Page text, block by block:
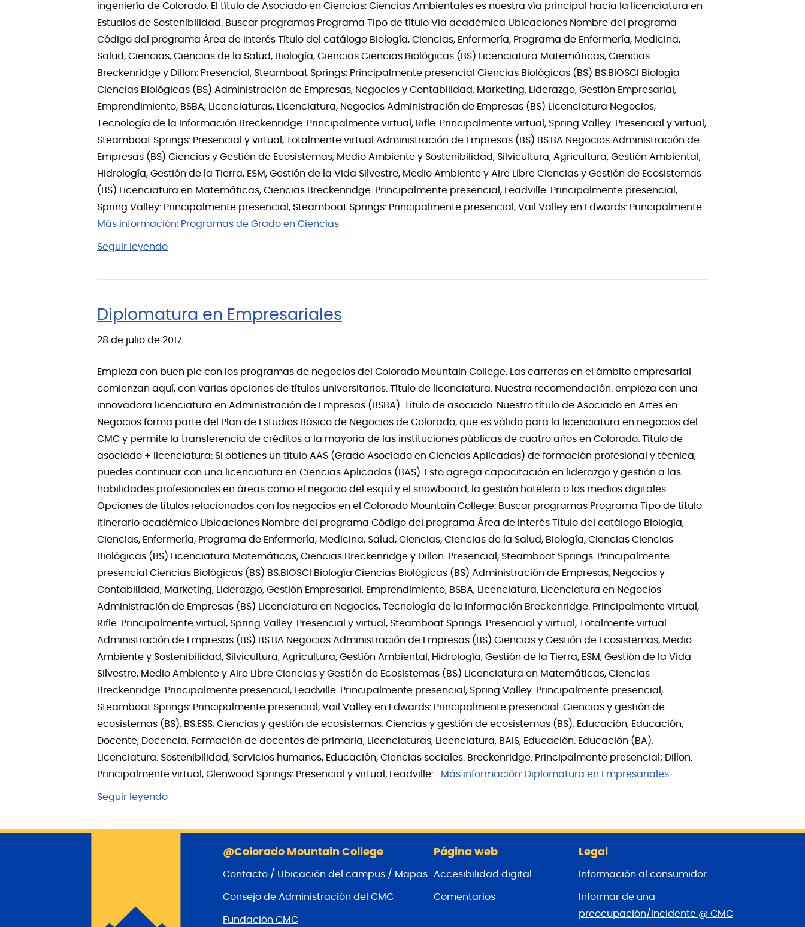
ingeniería de Colorado. El título de Asociado en Ciencias: Ciencias Ambientales es nuestra vía principal hacia la licenciatura en
Estudios de Sostenibilidad. Buscar programas Programa Tipo de título Vía académica Ubicaciones Nombre del programa
Código del programa Área de interés Título del catálogo Biología, Ciencias, Enfermería, Programa de Enfermería, Medicina,
Salud, Ciencias, Ciencias de la Salud, Biología, Ciencias Ciencias Biológicas (BS) Licenciatura Matemáticas, Ciencias
Breckenridge y Dillon: Presencial, Steamboat Springs: Principalmente presencial Ciencias Biológicas (BS) BS.BIOSCI Biología
Ciencias Biológicas (BS) Administración de Empresas, Negocios y Contabilidad, Marketing, Liderazgo, Gestión Empresarial,
Emprendimiento, BSBA, Licenciaturas, Licenciatura, Negocios Administración de Empresas (BS) Licenciatura Negocios,
Tecnología de la Información Breckenridge: Principalmente virtual, Rifle: Principalmente virtual, Spring Valley: Presencial y virtual,
Steamboat Springs: Presencial y virtual, Totalmente virtual Administración de Empresas (BS) BS.BA Negocios Administración de
Empresas (BS) Ciencias y Gestión de Ecosistemas, Medio Ambiente y Sostenibilidad, Silvicultura, Agricultura, Gestión Ambiental,
Hidrología, Gestión de la Tierra, ESM, Gestión de la Vida Silvestre, Medio Ambiente y Aire Libre Ciencias y Gestión de Ecosistemas
(BS) Licenciatura en Matemáticas, Ciencias Breckenridge: Principalmente presencial, Leadville: Principalmente presencial,
Spring Valley: Principalmente presencial, Steamboat Springs: Principalmente presencial, Vail Valley en Edwards: Principalmente…
Más información: Programas de Grado en Ciencias
Seguir leyendo
Diplomatura en Empresariales
28 de julio de 2017
Empieza con buen pie con los programas de negocios del Colorado Mountain College. Las carreras en el ámbito empresarial
comienzan aquí, con varias opciones de títulos universitarios. Título de licenciatura. Nuestra recomendación: empieza con una
innovadora licenciatura en Administración de Empresas (BSBA). Título de asociado. Nuestro título de Asociado en Artes en
Negocios forma parte del Plan de Estudios Básico de Negocios de Colorado, que es válido para la licenciatura en negocios del
CMC y permite la transferencia de créditos a la mayoría de las instituciones públicas de cuatro años en Colorado. Título de
asociado + licenciatura: Si obtienes un título AAS (Grado Asociado en Ciencias Aplicadas) de formación profesional y técnica,
puedes continuar con una licenciatura en Ciencias Aplicadas (BAS). Esto agrega capacitación en liderazgo y gestión a las
habilidades profesionales en áreas como el negocio del esquí y el snowboard, la gestión hotelera o los medios digitales.
Opciones de títulos relacionados con los negocios en el Colorado Mountain College: Buscar programas Programa Tipo de título
Itinerario académico Ubicaciones Nombre del programa Código del programa Área de interés Título del catálogo Biología,
Ciencias, Enfermería, Programa de Enfermería, Medicina, Salud, Ciencias, Ciencias de la Salud, Biología, Ciencias Ciencias
Biológicas (BS) Licenciatura Matemáticas, Ciencias Breckenridge y Dillon: Presencial, Steamboat Springs: Principalmente
presencial Ciencias Biológicas (BS) BS.BIOSCI Biología Ciencias Biológicas (BS) Administración de Empresas, Negocios y
Contabilidad, Marketing, Liderazgo, Gestión Empresarial, Emprendimiento, BSBA, Licenciatura, Licenciatura en Negocios
Administración de Empresas (BS) Licenciatura en Negocios, Tecnología de la Información Breckenridge: Principalmente virtual,
Rifle: Principalmente virtual, Spring Valley: Presencial y virtual, Steamboat Springs: Presencial y virtual, Totalmente virtual
Administración de Empresas (BS) BS.BA Negocios Administración de Empresas (BS) Ciencias y Gestión de Ecosistemas, Medio
Ambiente y Sostenibilidad, Silvicultura, Agricultura, Gestión Ambiental, Hidrología, Gestión de la Tierra, ESM, Gestión de la Vida
Silvestre, Medio Ambiente y Aire Libre Ciencias y Gestión de Ecosistemas (BS) Licenciatura en Matemáticas, Ciencias
Breckenridge: Principalmente presencial, Leadville: Principalmente presencial, Spring Valley: Principalmente presencial,
Steamboat Springs: Principalmente presencial, Vail Valley en Edwards: Principalmente presencial. Ciencias y gestión de
ecosistemas (BS). BS.ESS. Ciencias y gestión de ecosistemas. Ciencias y gestión de ecosistemas (BS). Educación, Educación,
Docente, Docencia, Formación de docentes de primaria, Licenciaturas, Licenciatura, BAIS, Educación. Educación (BA).
Licenciatura. Sostenibilidad, Servicios humanos, Educación, Ciencias sociales. Breckenridge: Principalmente presencial; Dillon:
Principalmente virtual, Glenwood Springs: Presencial y virtual, Leadville:… Más información: Diplomatura en Empresariales
Seguir leyendo
@Colorado Mountain College
Contacto / Ubicación del campus / Mapas
Consejo de Administración del CMC
Fundación CMC
Página web
Accesibilidad digital
Comentarios
Legal
Información al consumidor
Informar de una
preocupación/incidente @ CMC